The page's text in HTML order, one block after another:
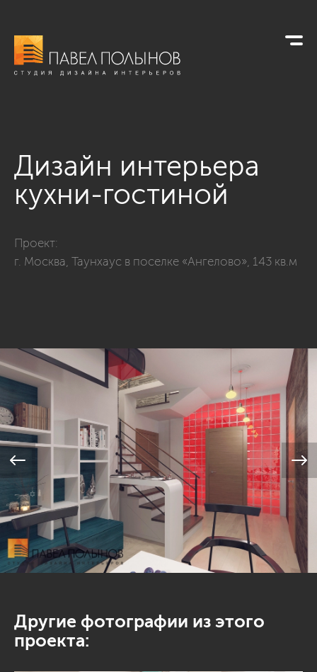
Дизайн интерьера
кухни-гостиной
Проект:
г. Москва, Таунхаус в поселке «Ангелово», 143 кв.м
Другие фотографии из этого
проекта: